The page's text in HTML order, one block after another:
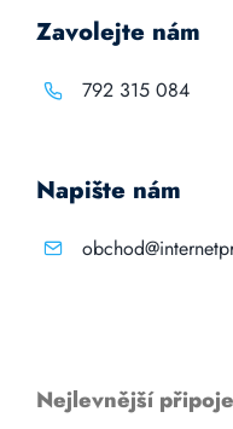
Zavolejte nám
792 315 084
Napište nám
Nejlevnější